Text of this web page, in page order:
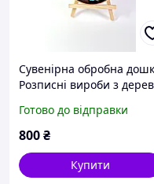
Сувенірна обробна
Розписні вироби з
Подарунок мамі
Дерев'яна обробна дошка
Готово до відправки
800₴
Купити